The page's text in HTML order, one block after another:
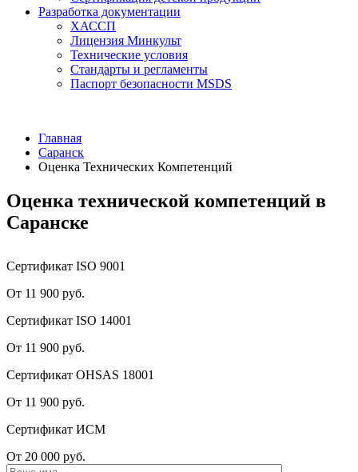
Разработка документации
ХАССП
Лицензия Минкульт
Технические условия
Стандарты и регламенты
Паспорт безопасности MSDS
Главная
Саранск
Оценка Технических Компетенций
Оценка технической компетенций в
Саранске
Сертификат ISO 9001
От 11 900 руб.
Сертификат ISO 14001
От 11 900 руб.
Сертификат OHSAS 18001
От 11 900 руб.
Сертификат ИСМ
От 20 000 руб.